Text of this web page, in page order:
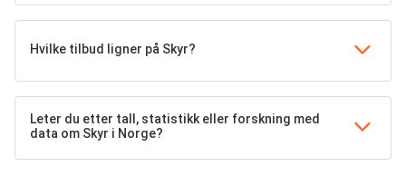
Hvilke tilbud ligner på Skyr?
Leter du etter tall, statistikk eller forskning med
data om Skyr i Norge?